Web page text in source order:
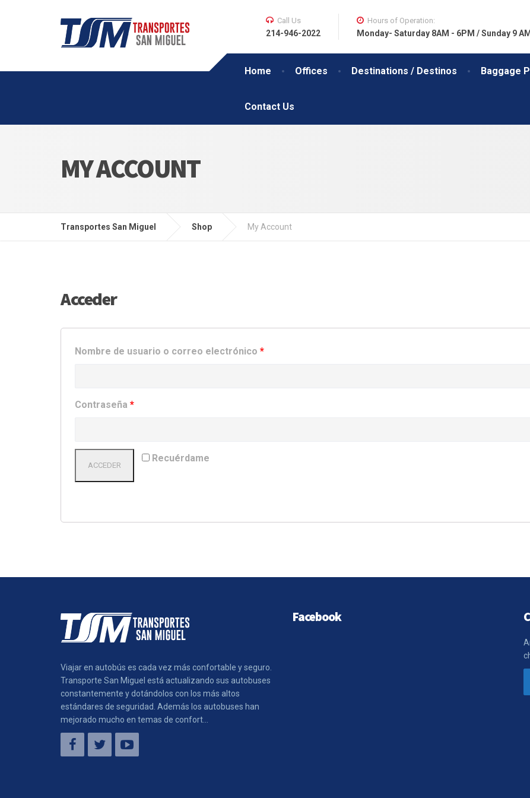
Home Offices Destinations / Destinos Baggage
Contact Us
Call Us
214-946-2022
Hours of Operation:
Monday- Saturday 8AM - 6PM / Sunday 9
MY ACCOUNT
Transportes San Miguel Shop My Account
Acceder
Nombre de usuario o correo electrónico *
Contraseña *
Recuérdame
ACCEDER
Viajar en autobús es cada vez más confortable y seguro.
Transporte San Miguel está actualizando sus autobuses
constantemente y dotándolos con los más altos
estándares de seguridad. Además los autobuses han
mejorado mucho en temas de confort...
Facebook